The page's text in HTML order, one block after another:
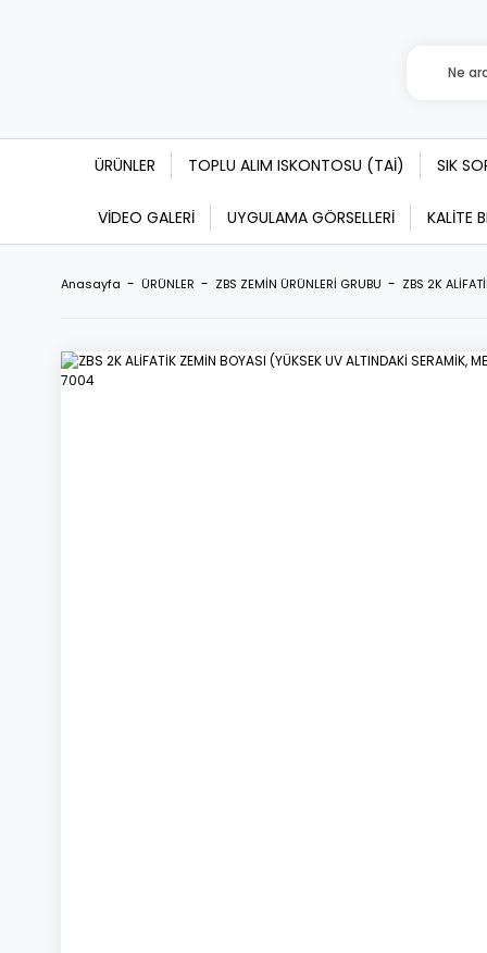
ÜRÜNLER TOPLU ALIM ISKONTOSU (TAİ) SIK
VİDEO GALERİ UYGULAMA GÖRSELLERİ KALİTE
Anasayfa ÜRÜNLER ZBS ZEMİN ÜRÜNLERİ GRUBU ZBS 2K